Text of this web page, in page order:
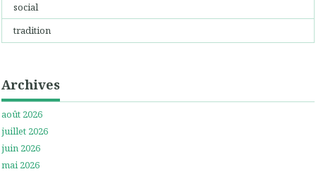
social
tradition
Archives
août 2026
juillet 2026
juin 2026
mai 2026